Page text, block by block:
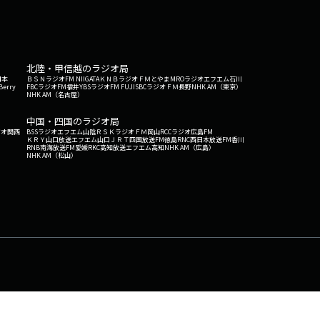
本
北陸・甲信越のラジオ局
ＢＳＮラジオFM NIIGATAＫＮＢラジオ ＦＭとやまMROラジオエフエム石川
FBCラジオFM福井YBSラジオFM FUJISBCラジオ ＦＭ長野NHK AM（東京）
NHK AM（名古屋）
関西
中国・四国のラジオ局
BSSラジオエフエム山陰ＲＳＫラジオ ＦＭ岡山RCCラジオ広島FM
ＫＲＹ山口放送エフエム山口 ＪＲＴ四国放送FM徳島RNC西日本放送FM香川
RNB南海放送FM愛媛RKC高知放送エフエム高知NHK AM（広島）
NHK AM（松山）